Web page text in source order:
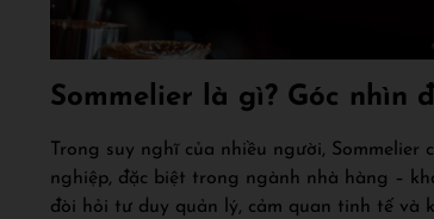
Sommelier là gì? Góc nhìn
Trong suy nghĩ của nhiều người,
nghiệp, đặc biệt trong ngành nhà hàng –
đòi hỏi tư duy quản lý, cảm quan tinh tế và